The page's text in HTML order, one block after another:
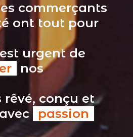
commerçants
ont tout pour
urgent de
nos
conçu et
passion